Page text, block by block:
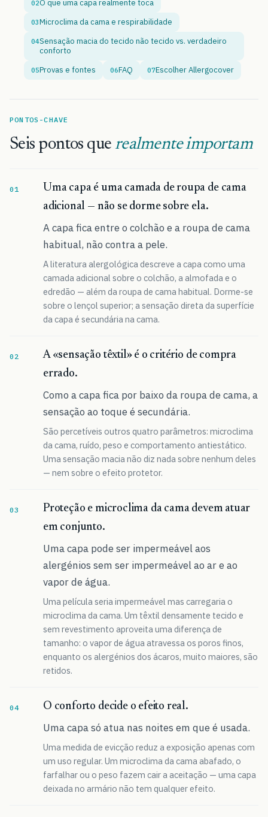
02O que uma capa realmente toca
03Microclima da cama e respirabilidade
04Sensação macia do tecido não tecido vs. verdadeiro
conforto
05Provas e fontes 06FAQ 07Escolher Allergocover
PONTOS-CHAVE
Seis pontos querealmente importam
Uma capa é uma camada de roupa de cama
adicional — não se dorme sobre ela.
A capa fica entre o colchão e a roupa de cama
habitual, não contra a pele.
A literatura alergológica descreve a capa como uma
camada adicional sobre o colchão, a almofada e o
edredão — além da roupa de cama habitual. Dorme-se
sobre o lençol superior; a sensação direta da superfície
da capa é secundária na cama.
A «sensação têxtil» é o critério de compra
errado.
Como a capa fica por baixo da roupa de cama, a
sensação ao toque é secundária.
São percetíveis outros quatro parâmetros: microclima
da cama, ruído, peso e comportamento antiestático.
Uma sensação macia não diz nada sobre nenhum deles
— nem sobre o efeito protetor.
Proteção e microclima da cama devem atuar
em conjunto.
Uma capa pode ser impermeável aos
alergénios sem ser impermeável ao ar e ao
vapor de água.
Uma película seria impermeável mas carregaria o
microclima da cama. Um têxtil densamente tecido e
sem revestimento aproveita uma diferença de
tamanho: o vapor de água atravessa os poros finos,
enquanto os alergénios dos ácaros, muito maiores, são
retidos.
O conforto decide o efeito real.
Uma capa só atua nas noites em que é usada.
Uma medida de evicção reduz a exposição apenas com
um uso regular. Um microclima da cama abafado, o
farfalhar ou o peso fazem cair a aceitação — uma capa
deixada no armário não tem qualquer efeito.